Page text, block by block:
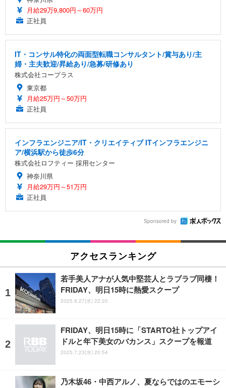
月給29万9,800円～60万円
正社員
IT・コンサル特化の両面型転職コンサルタント/賞与あり/主
婦・主夫歓迎/昇給あり/急募/研修あり
株式会社コープラス
東京都
月給25万円～50万円
正社員
インフラエンジニア/IT・クリエイティブ ITインフラエンジニ
ア/横浜駅から徒歩6分
株式会社ロフティー 採用センター
神奈川県
月給29万円～51万円
正社員
Sponsored by
アクセスランキング
若手美人アナが人気中堅芸人とラブラブ同棲！
FRIDAY、明日15時に熱愛スクープ
2025.8.27(水) 22:20
FRIDAY、明日15時に「STARTO社トップアイ
ドルと年下美女のバカンス」スクープを報道
2025.7.23(水) 20:54
乃木坂46・中西アルノ、夏ならではのエモーシ